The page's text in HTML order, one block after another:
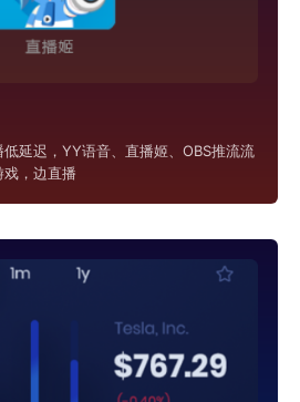
延迟，YY语音、直播姬、OBS推流流
，边直播